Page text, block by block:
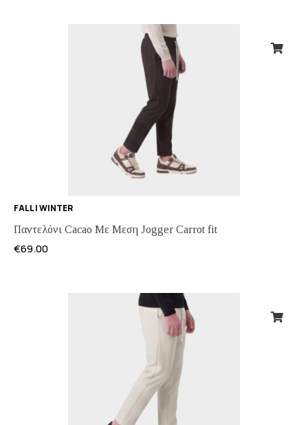
FALL | WINTER
Παντελόνι Cacao Με Μεση Jogger Carrot fit
€69.00